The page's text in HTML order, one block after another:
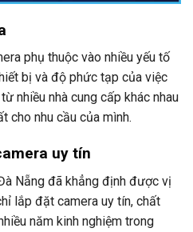
phụ thuộc vào nhiều yếu tố
bị và độ phức tạp của việc
nhiều nhà cung cấp khác nhau
cho nhu cầu của mình.
uy tín
Nẵng đã khẳng định được vị
lắp đặt camera uy tín, chất
năm kinh nghiệm trong